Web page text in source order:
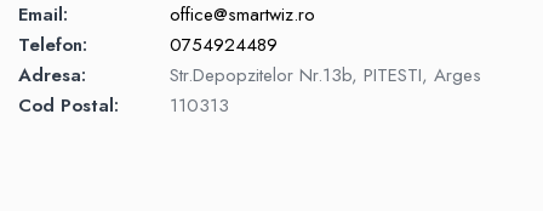
Email:
office@smartwiz.ro
Telefon:
0754924489
Adresa:
Str.Depopzitelor Nr.13b, PITESTI, Arges
Cod Postal:
110313